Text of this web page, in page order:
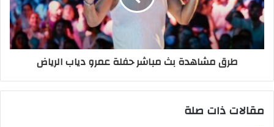
طرق مشاهدة بث مباشر حفلة عمرو دياب الرياض
مقالات ذات صلة